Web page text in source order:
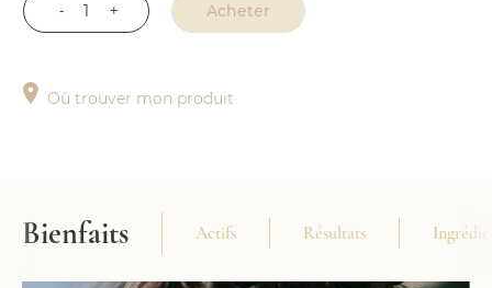
quantité
Botanique
Acheter
Où trouver mon produit
Bienfaits Actifs Résultats